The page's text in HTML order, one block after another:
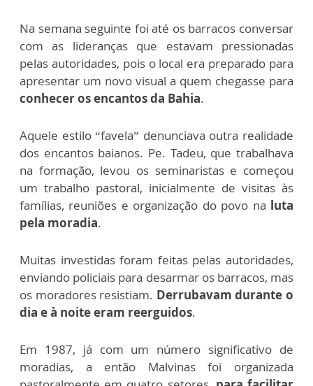
Na semana seguinte foi até os barracos conversar
com as lideranças que estavam pressionadas
pelas autoridades, pois o local era preparado para
apresentar um novo visual a quem chegasse para
conhecer os encantos da Bahia.
Aquele estilo “favela” denunciava outra realidade
dos encantos baianos. Pe. Tadeu, que trabalhava
na formação, levou os seminaristas e começou
um trabalho pastoral, inicialmente de visitas às
famílias, reuniões e organização do povo na luta
pela moradia.
Muitas investidas foram feitas pelas autoridades,
enviando policiais para desarmar os barracos, mas
os moradores resistiam. Derrubavam durante o
dia e à noite eram reerguidos.
Em 1987, já com um número significativo de
moradias, a então Malvinas foi organizada